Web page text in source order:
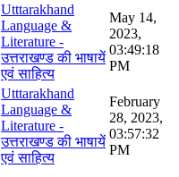
Utttarakhand
Language &
Literature -
उत्तराखण्ड की भाषायें
एवं साहित्य
May 14,
2023,
03:49:18
PM
Utttarakhand
Language &
Literature -
उत्तराखण्ड की भाषायें
एवं साहित्य
February
28, 2023,
03:57:32
PM